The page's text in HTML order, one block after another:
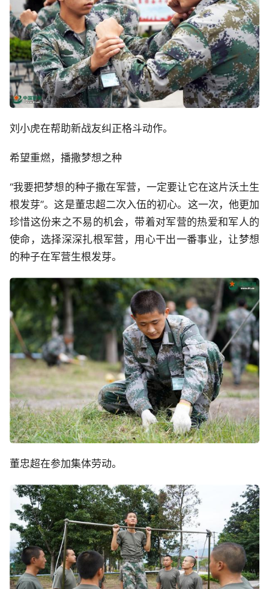
刘小虎在帮助新战友纠正格斗动作。
希望重燃，播撒梦想之种
“我要把梦想的种子撒在军营，一定要让它在这片沃土生
根发芽”。这是董忠超二次入伍的初心。这一次，他更加
珍惜这份来之不易的机会，带着对军营的热爱和军人的
使命，选择深深扎根军营，用心干出一番事业，让梦想
的种子在军营生根发芽。
董忠超在参加集体劳动。